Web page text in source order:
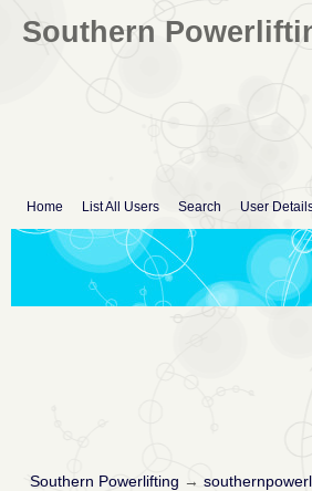
Southern
Home List All Users Search User
Southern Powerlifting →